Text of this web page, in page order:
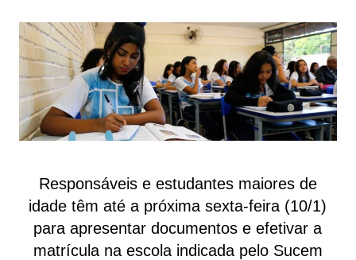
Responsáveis e estudantes maiores de
idade têm até a próxima sexta-feira (10/1)
para apresentar documentos e efetivar a
matrícula na escola indicada pelo Sucem